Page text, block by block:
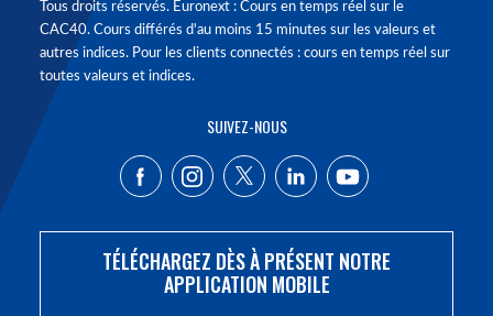
Tous droits réservés. Euronext : Cours en temps réel sur le
CAC40. Cours différés d'au moins 15 minutes sur les valeurs et
autres indices. Pour les clients connectés : cours en temps réel sur
toutes valeurs et indices.
SUIVEZ-NOUS
TÉLÉCHARGEZ DÈS À PRÉSENT NOTRE
APPLICATION MOBILE